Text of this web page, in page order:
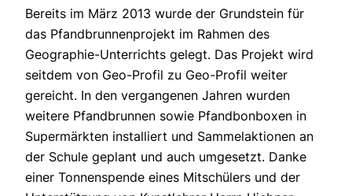
Bereits im März 2013 wurde der Grundstein für
das Pfandbrunnenprojekt im Rahmen des
Geographie-Unterrichts gelegt. Das Projekt wird
seitdem von Geo-Profil zu Geo-Profil weiter
gereicht. In den vergangenen Jahren wurden
weitere Pfandbrunnen sowie Pfandbonboxen in
Supermärkten installiert und Sammelaktionen an
der Schule geplant und auch umgesetzt. Danke
einer Tonnenspende eines Mitschülers und der